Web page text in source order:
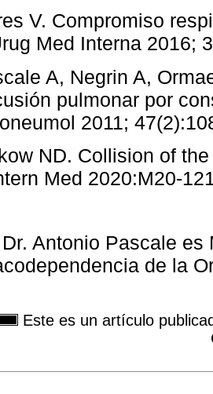
V. Compromiso
Med Interna 2016;
A, Negrin A,
pulmonar por
2011;
ND. Collision of
Med 2020:M20-
Dr. Antonio Pascale
de la
Este es un artículo